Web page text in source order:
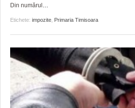
Din numărul
Etichete: impozite Primaria Timisoara